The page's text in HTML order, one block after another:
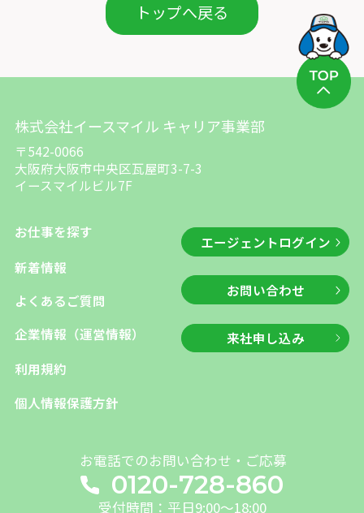
トップへ戻る
株式会社イースマイル キャリア事業部
〒542-0066
大阪府大阪市中央区瓦屋町3-7-3
イースマイルビル7F
お仕事を探す
新着情報
よくあるご質問
企業情報（運営情報）
利用規約
個人情報保護方針
エージェントログイン
お問い合わせ
来社申し込み
お電話でのお問い合わせ・ご応募
0120-728-860
受付時間：平日9:00～18:00